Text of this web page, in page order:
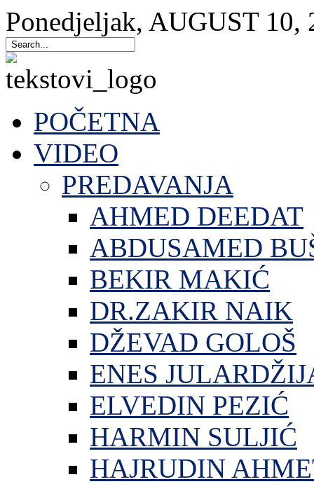
Ponedjeljak, AUGUST 10,
POČETNA
VIDEO
PREDAVANJA
AHMED DEEDAT
ABDUSAMED
BEKIR MAKIĆ
DR.ZAKIR NAIK
DŽEVAD GOLOŠ
ENES
ELVEDIN PEZIĆ
HARMIN SULJIĆ
HAJRUDIN